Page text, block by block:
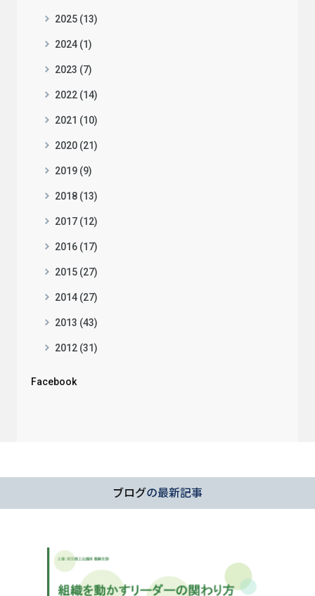
2025 (13)
2024 (1)
2023 (7)
2022 (14)
2021 (10)
2020 (21)
2019 (9)
2018 (13)
2017 (12)
2016 (17)
2015 (27)
2014 (27)
2013 (43)
2012 (31)
Facebook
ブログの最新記事